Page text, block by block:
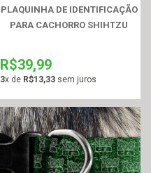
PLAQUINHA DE IDENTIFICAÇÃO
PARA CACHORRO SHIHTZU
R$39,99
3x de R$13,33 sem juros